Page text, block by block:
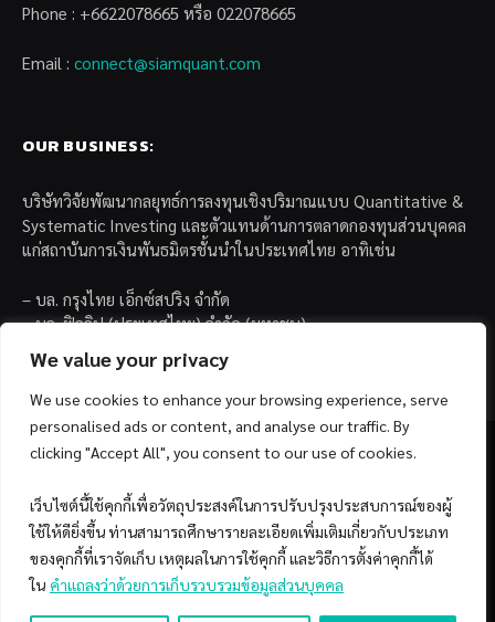
We value your privacy
We use cookies to enhance your browsing experience, serve
personalised ads or content, and analyse our traffic. By
clicking "Accept All", you consent to our use of cookies.
เว็บไซต์นี้ใช้คุกกี้เพื่อวัตถุประสงค์ในการปรับปรุงประสบการณ์ของผู้
ใช้ให้ดียิ่งขึ้น ท่านสามารถศึกษารายละเอียดเพิ่มเติมเกี่ยวกับประเภท
ของคุกกี้ที่เราจัดเก็บ เหตุผลในการใช้คุกกี้ และวิธีการตั้งค่าคุกกี้ได้
ใน คำแถลงว่าด้วยการเก็บรวบรวมข้อมูลส่วนบุคคล
Phone : +6622078665 หรือ 022078665
Email : connect@siamquant.com
OUR BUSINESS:
บริษัทวิจัยพัฒนากลยุทธ์การลงทุนเชิงปริมาณแบบ Quantitative &
Systematic Investing และตัวแทนด้านการตลาดกองทุนส่วนบุคคล
แก่สถาบันการเงินพันธมิตรชั้นนำในประเทศไทย อาทิเช่น
– บล. กรุงไทย เอ็กซ์สปริง จำกัด
– บล. ฟิลลิป (ประเทศไทย) จำกัด (มหาชน)
FacebookYouTube
© 2026 Copyright by SiamQuant.